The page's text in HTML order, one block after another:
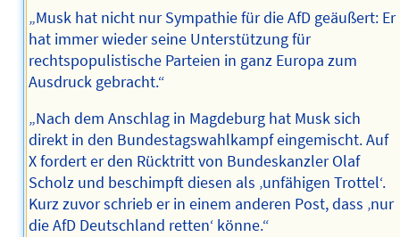
„Musk hat nicht nur Sympathie für die AfD geäußert: Er
hat immer wieder seine Unterstützung für
rechtspopulistische Parteien in ganz Europa zum
Ausdruck gebracht.“
„Nach dem Anschlag in Magdeburg hat Musk sich
direkt in den Bundestagswahlkampf eingemischt. Auf
X fordert er den Rücktritt von Bundeskanzler Olaf
Scholz und beschimpft diesen als ‚unfähigen Trottel‘.
Kurz zuvor schrieb er in einem anderen Post, dass ‚nur
die AfD Deutschland retten‘ könne.“